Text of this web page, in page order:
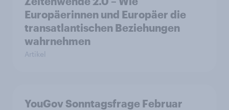
Europäerinnen und Europäer die
transatlantischen Beziehungen
wahrnehmen
Artikel
YouGov Sonntagsfrage Februar